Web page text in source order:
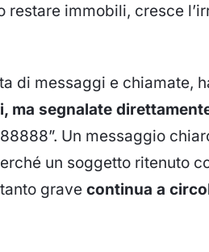
immobili, cresce
di messaggi e chiamate,
ma segnalate
Un messaggio
un soggetto ritenuto
grave continua a